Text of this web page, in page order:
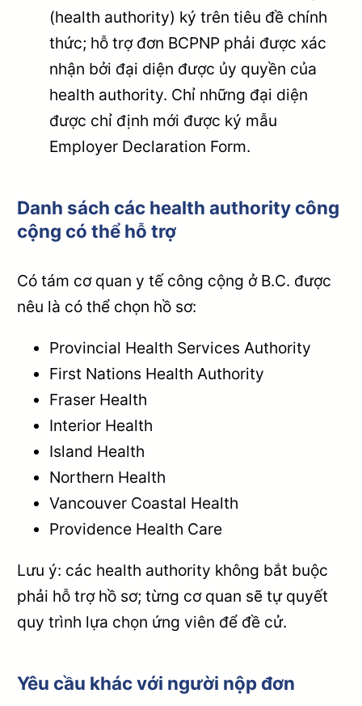
(health authority) ký trên tiêu đề chính
thức; hỗ trợ đơn BCPNP phải được xác
nhận bởi đại diện được ủy quyền của
health authority. Chỉ những đại diện
được chỉ định mới được ký mẫu
Employer Declaration Form.
Danh sách các health authority công
cộng có thể hỗ trợ
Có tám cơ quan y tế công cộng ở B.C. được
nêu là có thể chọn hồ sơ:
Provincial Health Services Authority
First Nations Health Authority
Fraser Health
Interior Health
Island Health
Northern Health
Vancouver Coastal Health
Providence Health Care
Lưu ý: các health authority không bắt buộc
phải hỗ trợ hồ sơ; từng cơ quan sẽ tự quyết
quy trình lựa chọn ứng viên để đề cử.
Yêu cầu khác với người nộp đơn